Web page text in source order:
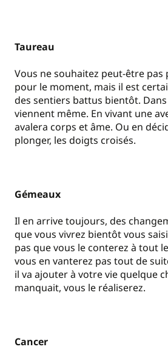
Taureau
Vous ne souhaitez peut-être pas
pour le moment, mais il est
des sentiers battus bientôt.
viennent même. En vivant une
avalera corps et âme. Ou en
plonger, les doigts croisés.
Gémeaux
Il en arrive toujours, des
que vous vivrez bientôt vous
pas que vous le conterez à tout
vous en vanterez pas tout de
il va ajouter à votre vie quelque
manquait, vous le réaliserez.
Cancer